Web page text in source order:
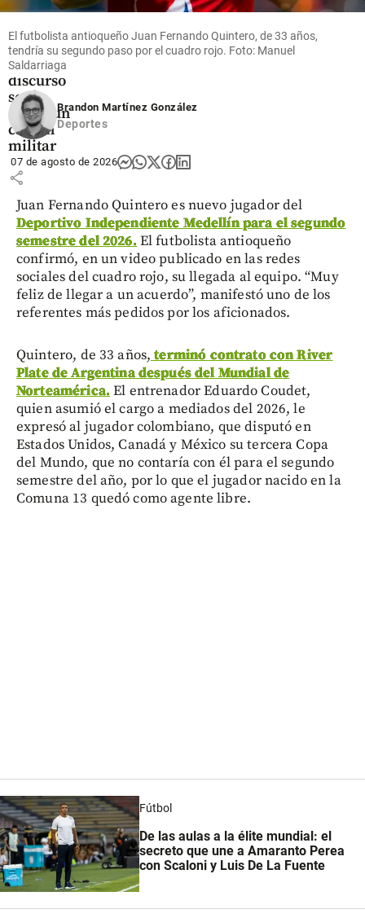
posesión
de De la
Espriella:
su primer
discurso
será
desde un
cantón
militar
share
El futbolista antioqueño Juan Fernando Quintero, de 33 años,
tendría su segundo paso por el cuadro rojo. Foto: Manuel
Saldarriaga
Brandon Martínez González
Deportes
07 de agosto de 2026
Juan Fernando Quintero es nuevo jugador del
Deportivo Independiente Medellín para el segundo
semestre del 2026. El futbolista antioqueño
confirmó, en un video publicado en las redes
sociales del cuadro rojo, su llegada al equipo. “Muy
feliz de llegar a un acuerdo”, manifestó uno de los
referentes más pedidos por los aficionados.
Quintero, de 33 años, terminó contrato con River
Plate de Argentina después del Mundial de
Norteamérica. El entrenador Eduardo Coudet,
quien asumió el cargo a mediados del 2026, le
expresó al jugador colombiano, que disputó en
Estados Unidos, Canadá y México su tercera Copa
del Mundo, que no contaría con él para el segundo
semestre del año, por lo que el jugador nacido en la
Comuna 13 quedó como agente libre.
Fútbol
De las aulas a la élite mundial: el
secreto que une a Amaranto Perea
con Scaloni y Luis De La Fuente